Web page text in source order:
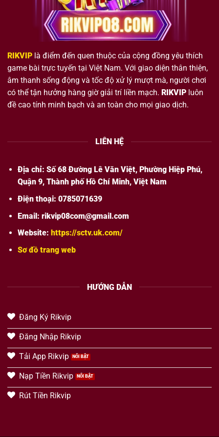
RIKVIP là điểm đến quen thuộc của cộng đồng yêu thích
game bài trực tuyến tại Việt Nam. Với giao diện thân thiện,
âm thanh sống động và tốc độ xử lý mượt mà, người chơi
có thể tận hưởng hàng giờ giải trí liền mạch. RIKVIP luôn
đề cao tính minh bạch và an toàn cho mọi giao dịch.
LIÊN HỆ
Địa chỉ: Số 68 Đường Lê Văn Việt, Phường Hiệp Phú,
Quận 9, Thành phố Hồ Chí Minh, Việt Nam
Điện thoại: 0785071639
Email: rikvip08com@gmail.com
Website: https://sctv.uk.com/
Sơ đồ trang web
HƯỚNG DẪN
Đăng Ký Rikvip
Đăng Nhập Rikvip
Tải App Rikvip
Nạp Tiền Rikvip
Rút Tiền Rikvip